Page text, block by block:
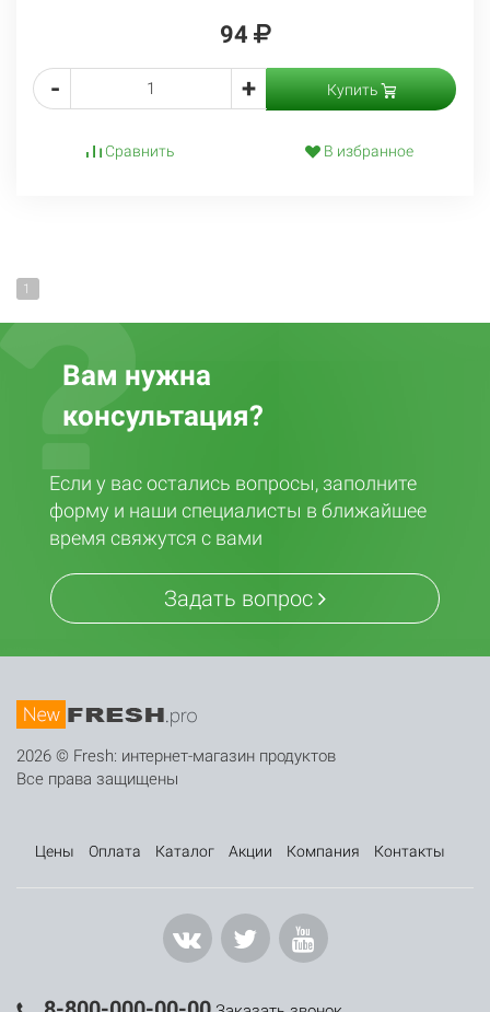
94
- + Купить
Сравнить В избранное
1
Вам нужна
консультация?
Если у вас остались вопросы, заполните
форму и наши специалисты в ближайшее
время свяжутся с вами
Задать вопрос
2026 © Fresh: интернет-магазин продуктов
Все права защищены
Цены Оплата Каталог Акции Компания Контакты